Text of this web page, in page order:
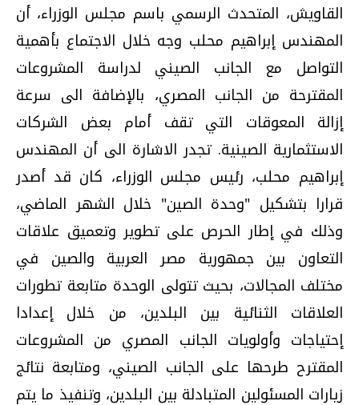
القاويش، المتحدث الرسمي باسم مجلس الوزراء، أن
المهندس إبراهيم محلب وجه خلال الاجتماع بأهمية
التواصل مع الجانب الصيني لدراسة المشروعات
المقترحة من الجانب المصري، بالإضافة الى سرعة
إزالة المعوقات التي تقف أمام بعض الشركات
الاستثمارية الصينية. تجدر الاشارة الى أن المهندس
إبراهيم محلب، رئيس مجلس الوزراء، كان قد أصدر
قرارا بتشكيل "وحدة الصين" خلال الشهر الماضي،
وذلك في إطار الحرص على تطوير وتعميق علاقات
التعاون بين جمهورية مصر العربية والصين في
مختلف المجالات، بحيث تتولى الوحدة متابعة تطورات
العلاقات الثنائية بين البلدين، من خلال إعدادا
إحتياجات وأولويات الجانب المصري من المشروعات
المقترح طرحها على الجانب الصيني، ومتابعة نتائج
زيارات المسئولين المتبادلة بين البلدين، وتنفيذ ما يتم